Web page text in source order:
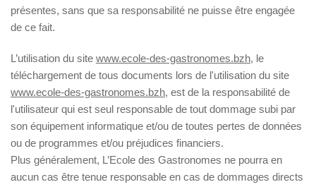
présentes, sans que sa responsabilité ne puisse être engagée
de ce fait.
L’utilisation du site www.ecole-des-gastronomes.bzh, le
téléchargement de tous documents lors de l'utilisation du site
www.ecole-des-gastronomes.bzh, est de la responsabilité de
l'utilisateur qui est seul responsable de tout dommage subi par
son équipement informatique et/ou de toutes pertes de données
ou de programmes et/ou préjudices financiers.
Plus généralement, L’Ecole des Gastronomes ne pourra en
aucun cas être tenue responsable en cas de dommages directs